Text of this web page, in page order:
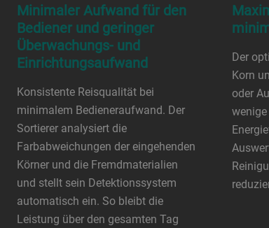
Minimaler Aufwand für den
Bediener und geringer
Überwachungs- und
Einrichtungsaufwand
Konsistente Reisqualität bei
minimalem Bedieneraufwand. Der
Sortierer analysiert die
Farbabweichungen der eingehenden
Körner und die Fremdmaterialien
und stellt sein Detektionssystem
automatisch ein. So bleibt die
Leistung über den gesamten Tag
Der
Korn
oder